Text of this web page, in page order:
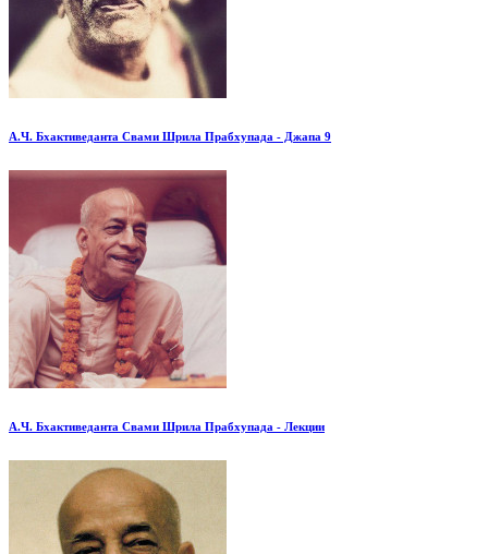
А.Ч. Бхактиведанта Свами Шрила Прабхупада - Джапа 9
А.Ч. Бхактиведанта Свами Шрила Прабхупада - Лекции